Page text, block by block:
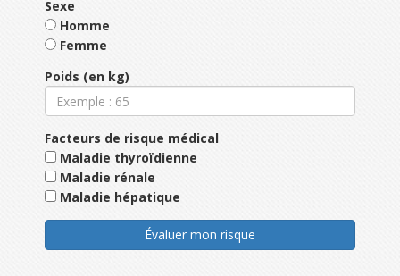
Sexe
Homme
Femme
Poids (en kg)
Facteurs de risque médical
Maladie thyroïdienne
Maladie rénale
Maladie hépatique
Évaluer mon risque